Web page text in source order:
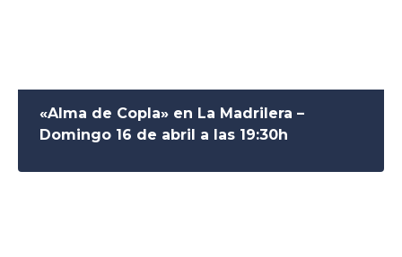
«Alma de Copla» en La Madrilera –
Domingo 16 de abril a las 19:30h